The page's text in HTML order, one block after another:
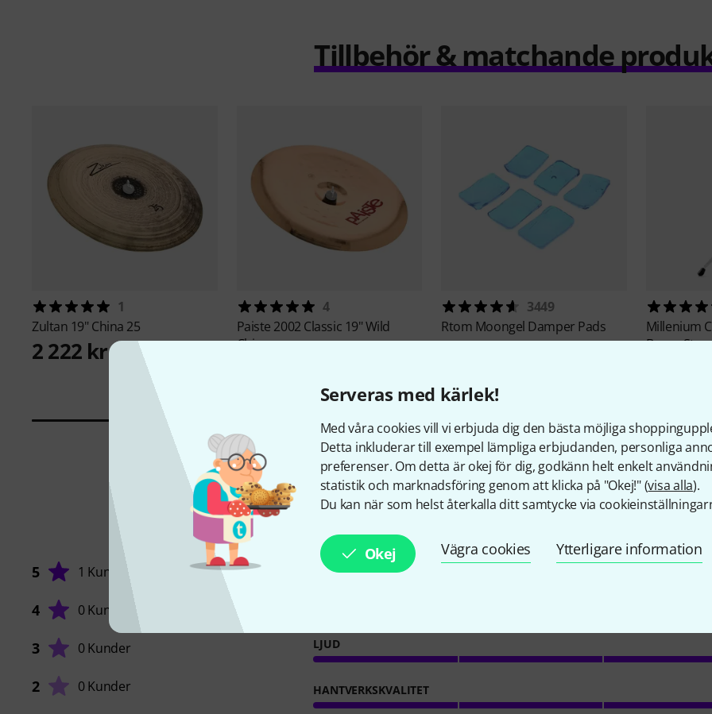
Serveras med kärlek!
Med våra cookies vill vi erbjuda dig den bästa möjliga
Detta inkluderar till exempel lämpliga erbjudanden, personliga
preferenser. Om detta är okej för dig, godkänn helt enkelt
statistik och marknadsföring genom att klicka på "Okej!" (visa alla).
Du kan när som helst återkalla ditt samtycke via
Okej Vägra cookies Ytterligare information
Tillbehör & matchande
1
Zultan 19" China 25
2 222 kr
4
Paiste 2002 Classic 19" Wild
China
3449
Rtom Moongel Damper Pads Millenium
Boom
1Kundbetyg
5 1 Kund
4 0 Kunder
3 0 Kunder
2 0 Kunder
LJUD
HANTVERKSKVALITET